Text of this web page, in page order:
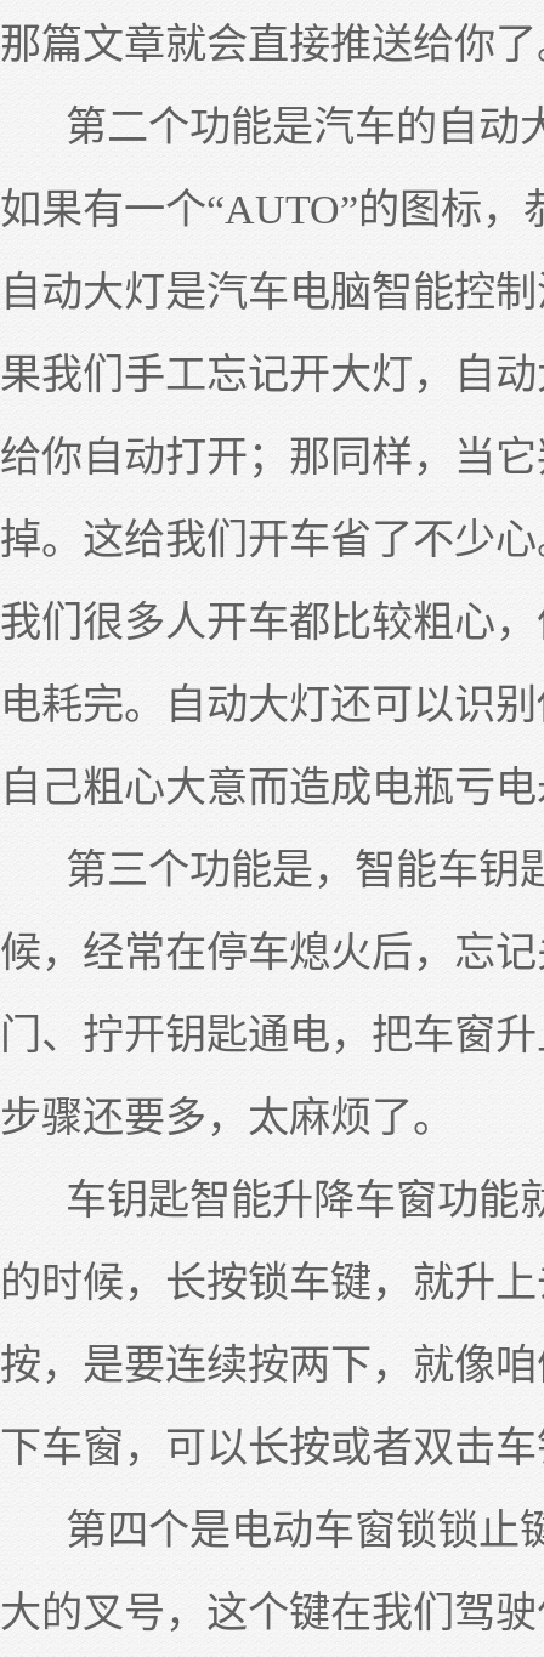
那篇文章就会直接推送给你
第二个功能是汽车的自动
如果有一个“AUTO”的图标
自动大灯是汽车电脑智能控
果我们手工忘记开大灯，自
给你自动打开；那同样，当
掉。这给我们开车省了不少
我们很多人开车都比较粗心
电耗完。自动大灯还可以识
自己粗心大意而造成电瓶亏
第三个功能是，智能车钥
候，经常在停车熄火后，忘
门、拧开钥匙通电，把车窗
步骤还要多，太麻烦了。
车钥匙智能升降车窗功能
的时候，长按锁车键，就升
按，是要连续按两下，就像
下车窗，可以长按或者双击
第四个是电动车窗锁锁止
大的叉号，这个键在我们驾